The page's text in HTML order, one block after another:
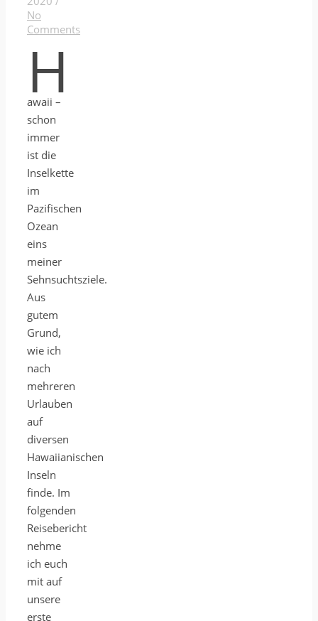
No
Comments
H
awaii –
schon
immer
ist die
Inselkette
im
Pazifischen
Ozean
eins
meiner
Sehnsuchtsziele.
Aus
gutem
Grund,
wie ich
nach
mehreren
Urlauben
auf
diversen
Hawaiianischen
Inseln
finde. Im
folgenden
Reisebericht
nehme
ich euch
mit auf
unsere
erste